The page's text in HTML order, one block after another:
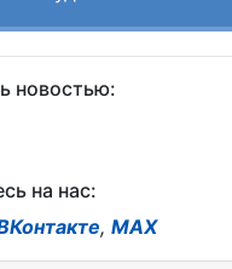
новостью:
на нас:
, MAX